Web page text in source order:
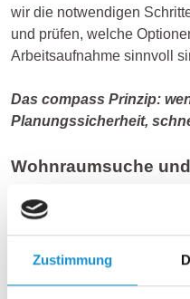
Zustimmung
wir die notwendigen
und prüfen, welche
Arbeitsaufnahme sinnvoll
Das compass Prinzip:
Planungssicherheit,
Wohnraumsuche
Die Wohnungssuche ist
Bewerbungsprozesse sind
oder kulturelle Hürden